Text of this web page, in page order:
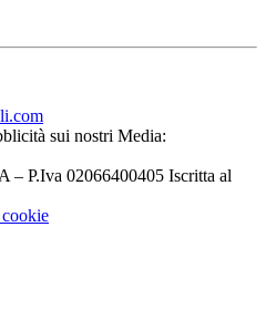
sui nostri Media:
P.Iva 02066400405 Iscritta al